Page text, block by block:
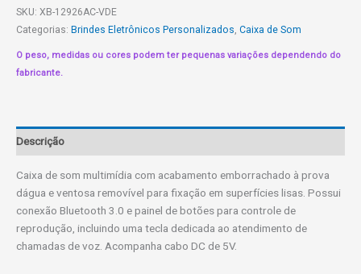
CAIXA
ACRÍLICA
VERDE
quantidade
SKU: XB-12926AC-VDE
Categorias: Brindes Eletrônicos Personalizados, Caixa de Som
O peso, medidas ou cores podem ter pequenas variações dependendo do
fabricante.
Descrição
Caixa de som multimídia com acabamento emborrachado à prova
dágua e ventosa removível para fixação em superfícies lisas. Possui
conexão Bluetooth 3.0 e painel de botões para controle de
reprodução, incluindo uma tecla dedicada ao atendimento de
chamadas de voz. Acompanha cabo DC de 5V.